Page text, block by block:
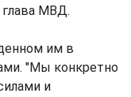
глава МВД.
им в
"Мы конкретно
и